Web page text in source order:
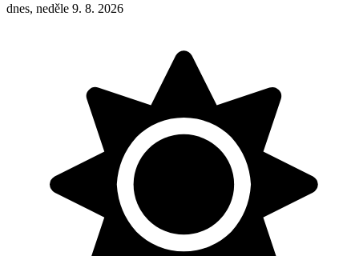
dnes, neděle 9. 8. 2026